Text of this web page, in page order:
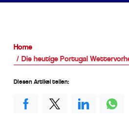
Home
Die heutige Portugal
Diesen Artikel teilen: